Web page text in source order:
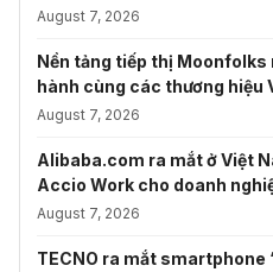
August 7, 2026
Nền tảng tiếp thị Moonfolks
hành cùng các thương hiệu
August 7, 2026
Alibaba.com ra mắt ở Việt
Accio Work cho doanh
August 7, 2026
TECNO ra mắt smartphone